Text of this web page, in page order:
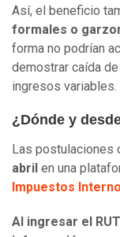
Así, el beneficio
formales o
forma no podrían
demostrar caída
ingresos variables.
¿Dónde y
Las postulaciones
abril en una
Impuestos
Al ingresar el